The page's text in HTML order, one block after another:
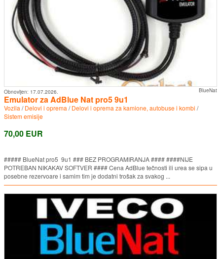
BlueNat
Obnovljen: 17.07.2026.
Emulator za AdBlue Nat pro5 9u1
Vozila /Delovi i oprema /Delovi i oprema za kamione, autobuse i kombi /
Sistem emisije
70,00 EUR
##### BlueNat pro5 9u1 ### BEZ PROGRAMIRANJA #### ####NIJE
POTREBAN NIKAKAV SOFTVER #### Cena AdBlue tečnosti ili urea se sipa u
posebne rezervoare i samim tim je dodatni trošak za svakog ...